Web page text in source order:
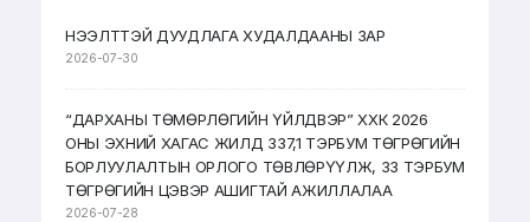
НЭЭЛТТЭЙ ДУУДЛАГА ХУДАЛДААНЫ ЗАР
2026-07-30
“ДАРХАНЫ ТӨМӨРЛӨГИЙН ҮЙЛДВЭР” ХХК 2026
ОНЫ ЭХНИЙ ХАГАС ЖИЛД 337,1 ТЭРБУМ ТӨГРӨГИЙН
БОРЛУУЛАЛТЫН ОРЛОГО ТӨВЛӨРҮҮЛЖ, 33 ТЭРБУМ
ТӨГРӨГИЙН ЦЭВЭР АШИГТАЙ АЖИЛЛАЛАА
2026-07-28